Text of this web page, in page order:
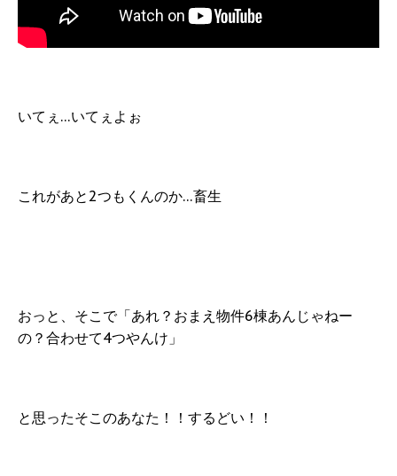
いてぇ…いてぇよぉ
これがあと2つもくんのか…畜生
おっと、そこで「あれ？おまえ物件6棟あんじゃねー
の？合わせて4つやんけ」
と思ったそこのあなた！！するどい！！